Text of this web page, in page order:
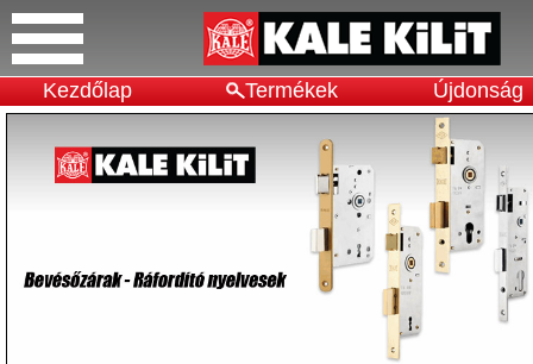
Kezdőlap Termékek Újdonság